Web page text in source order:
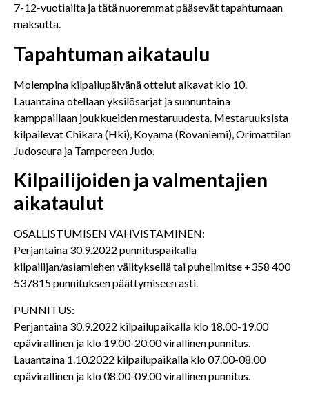
7-12-vuotiailta ja tätä nuoremmat pääsevät tapahtumaan
maksutta.
Tapahtuman aikataulu
Molempina kilpailupäivänä ottelut alkavat klo 10.
Lauantaina otellaan yksilösarjat ja sunnuntaina
kamppaillaan joukkueiden mestaruudesta. Mestaruuksista
kilpailevat Chikara (Hki), Koyama (Rovaniemi), Orimattilan
Judoseura ja Tampereen Judo.
Kilpailijoiden ja valmentajien
aikataulut
OSALLISTUMISEN VAHVISTAMINEN:
Perjantaina 30.9.2022 punnituspaikalla
kilpailijan/asiamiehen välityksellä tai puhelimitse +358 400
537815 punnituksen päättymiseen asti.
PUNNITUS:
Perjantaina 30.9.2022 kilpailupaikalla klo 18.00-19.00
epävirallinen ja klo 19.00-20.00 virallinen punnitus.
Lauantaina 1.10.2022 kilpailupaikalla klo 07.00-08.00
epävirallinen ja klo 08.00-09.00 virallinen punnitus.